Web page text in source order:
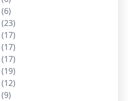
(6)
(23)
(17)
(17)
(17)
(19)
(12)
(9)